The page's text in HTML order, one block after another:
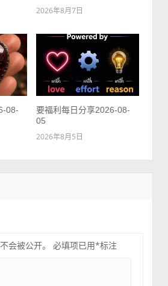
2026年8月7日
08-
要福利每日分享2026-08-
05
2026年8月5日
会被公开。 必填项已用*标注